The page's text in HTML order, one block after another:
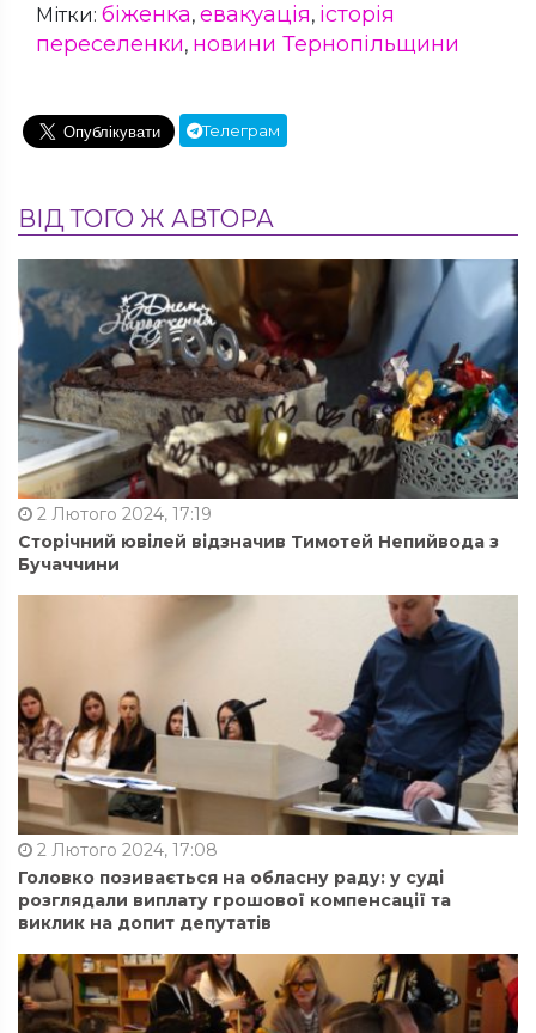
Мітки: біженка, евакуація, історія
переселенки, новини Тернопільщини
Телеграм
ВІД ТОГО Ж АВТОРА
2 Лютого 2024, 17:19
Сторічний ювілей відзначив Тимотей Непийвода з
Бучаччини
2 Лютого 2024, 17:08
Головко позивається на обласну раду: у суді
розглядали виплату грошової компенсації та
виклик на допит депутатів